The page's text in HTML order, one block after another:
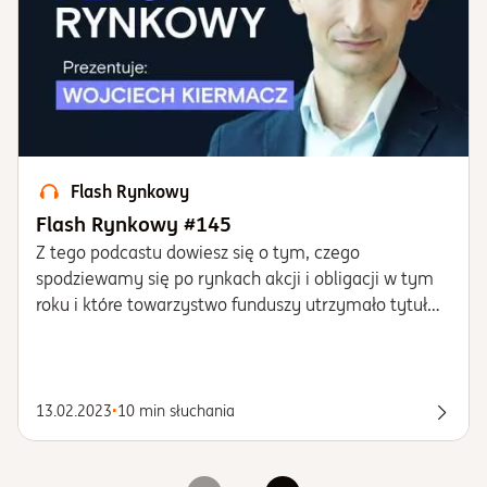
Flash Rynkowy
Flash Rynkowy #145
​​​​​​​Z tego podcastu dowiesz się o tym, czego
spodziewamy się po rynkach akcji i obligacji w tym
roku i które towarzystwo funduszy utrzymało tytuł
13.02.2023•10 min słuchania